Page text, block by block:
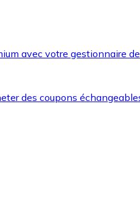
avec votre gestionnaire
des coupons